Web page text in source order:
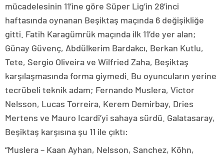
mücadelesinin 11’ine göre Süper Lig’in 28’inci
haftasında oynanan Beşiktaş maçında 6 değişikliğe
gitti. Fatih Karagümrük maçında ilk 11’de yer alan;
Günay Güvenç, Abdülkerim Bardakcı, Berkan Kutlu,
Tete, Sergio Oliveira ve Wilfried Zaha, Beşiktaş
karşılaşmasında forma giymedi. Bu oyuncuların yerine
tecrübeli teknik adam; Fernando Muslera, Victor
Nelsson, Lucas Torreira, Kerem Demirbay, Dries
Mertens ve Mauro Icardi’yi sahaya sürdü. Galatasaray,
Beşiktaş karşısına şu 11 ile çıktı:
“Muslera – Kaan Ayhan, Nelsson, Sanchez, Köhn,